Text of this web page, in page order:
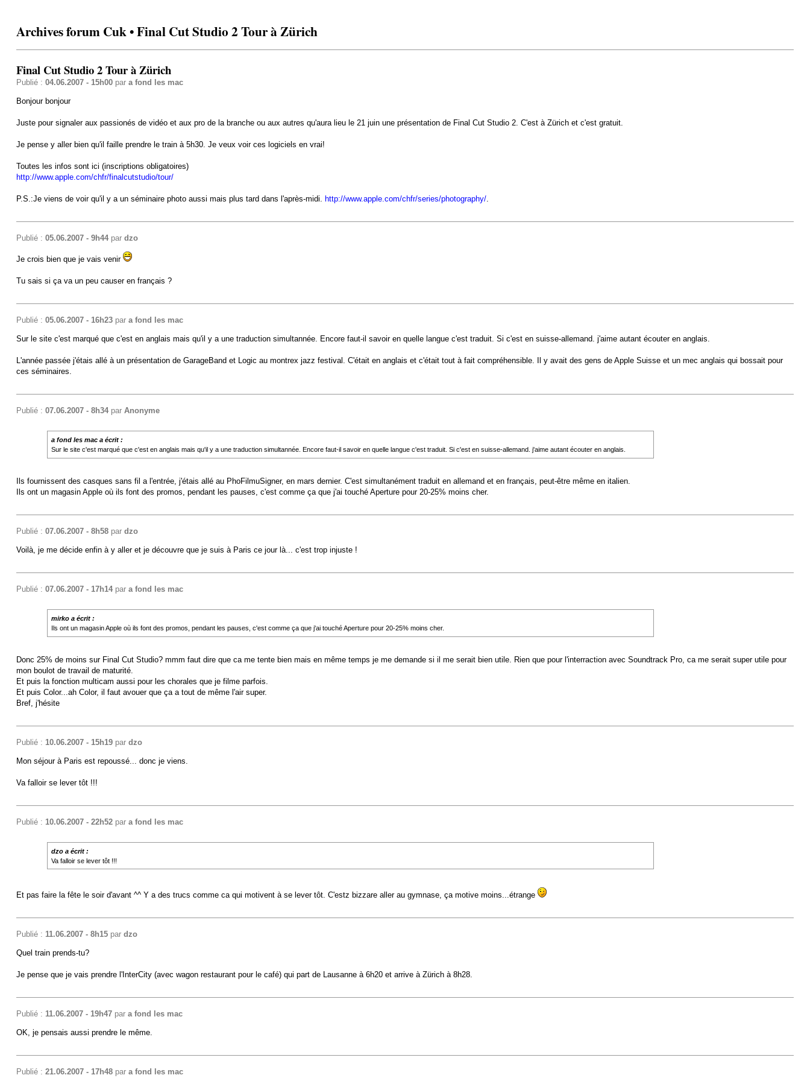
Archives forum Cuk • Final Cut Studio 2 Tour à Zürich
Final Cut Studio 2 Tour à Zürich
Publié : 04.06.2007 - 15h00par a fond les mac
Bonjour bonjour
Juste pour signaler aux passionés de vidéo et aux pro de la branche ou aux autres qu'aura lieu le 21 juin une présentation de Final Cut Studio 2. C'est à Zürich et c'est gratuit.
Je pense y aller bien qu'il faille prendre le train à 5h30. Je veux voir ces logiciels en vrai!
Toutes les infos sont ici (inscriptions obligatoires)
http://www.apple.com/chfr/finalcutstudio/tour/
P.S.:Je viens de voir qu'il y a un séminaire photo aussi mais plus tard dans l'après-midi. http://www.apple.com/chfr/series/photography/.
Publié : 05.06.2007 - 9h44par dzo
Je crois bien que je vais venir
Tu sais si ça va un peu causer en français ?
Publié : 05.06.2007 - 16h23par a fond les mac
Sur le site c'est marqué que c'est en anglais mais qu'il y a une traduction simultannée. Encore faut-il savoir en quelle langue c'est traduit. Si c'est en suisse-allemand. j'aime autant écouter en anglais.
L'année passée j'étais allé à un présentation de GarageBand et Logic au montrex jazz festival. C'était en anglais et c'était tout à fait compréhensible. Il y avait des gens de Apple Suisse et un mec anglais qui bossait pour
ces séminaires.
Publié : 07.06.2007 - 8h34par Anonyme
a fond les mac a écrit :
Sur le site c'est marqué que c'est en anglais mais qu'il y a une traduction simultannée. Encore faut-il savoir en quelle langue c'est traduit. Si c'est en suisse-allemand. j'aime autant écouter en anglais.
Ils fournissent des casques sans fil a l'entrée, j'étais allé au PhoFilmuSigner, en mars dernier. C'est simultanément traduit en allemand et en français, peut-être même en italien.
Ils ont un magasin Apple où ils font des promos, pendant les pauses, c'est comme ça que j'ai touché Aperture pour 20-25% moins cher.
Publié : 07.06.2007 - 8h58par dzo
Voilà, je me décide enfin à y aller et je découvre que je suis à Paris ce jour là... c'est trop injuste !
Publié : 07.06.2007 - 17h14par a fond les mac
mirko a écrit :
Ils ont un magasin Apple où ils font des promos, pendant les pauses, c'est comme ça que j'ai touché Aperture pour 20-25% moins cher.
Donc 25% de moins sur Final Cut Studio? mmm faut dire que ca me tente bien mais en même temps je me demande si il me serait bien utile. Rien que pour l'interraction avec Soundtrack Pro, ca me serait super utile pour
mon boulot de travail de maturité.
Et puis la fonction multicam aussi pour les chorales que je filme parfois.
Et puis Color...ah Color, il faut avouer que ça a tout de même l'air super.
Bref, j'hésite
Publié : 10.06.2007 - 15h19par dzo
Mon séjour à Paris est repoussé... donc je viens.
Va falloir se lever tôt !!!
Publié : 10.06.2007 - 22h52par a fond les mac
dzo a écrit :
Va falloir se lever tôt !!!
Et pas faire la fête le soir d'avant ^^ Y a des trucs comme ca qui motivent à se lever tôt. C'estz bizzare aller au gymnase, ça motive moins...étrange
Publié : 11.06.2007 - 8h15par dzo
Quel train prends-tu?
Je pense que je vais prendre l'InterCity (avec wagon restaurant pour le café) qui part de Lausanne à 6h20 et arrive à Zürich à 8h28.
Publié : 11.06.2007 - 19h47par a fond les mac
OK, je pensais aussi prendre le même.
Publié : 21.06.2007 - 17h48par a fond les mac